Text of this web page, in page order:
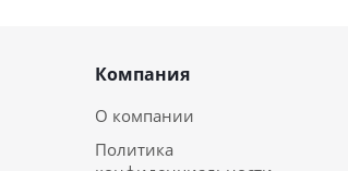
Компания
О компании
Политика